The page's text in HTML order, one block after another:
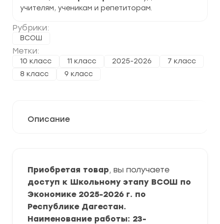
учителям, ученикам и репетиторам.
Рубрики:
ВСОШ
Метки:
10 класс 11 класс 2025-2026
7 класс
8 класс
9 класс
и
ответы
Описание
Приобретая товар, вы получаете
доступ к Школьному этапу ВСОШ по
Экономике 2025-2026 г. по
Республике Дагестан.
Наименование работы: 23-